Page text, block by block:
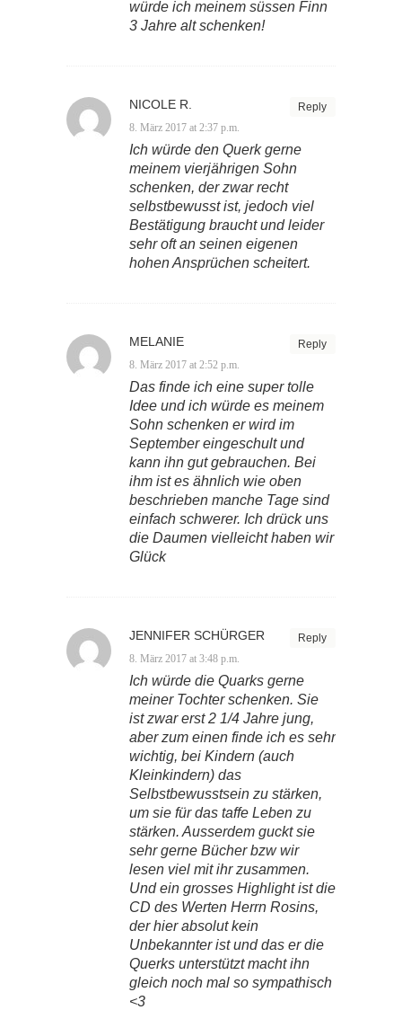
würde ich meinem süssen Finn
3 Jahre alt schenken!
Reply
NICOLE R.
8. März 2017 at 2:37 p.m.
Ich würde den Querk gerne
meinem vierjährigen Sohn
schenken, der zwar recht
selbstbewusst ist, jedoch viel
Bestätigung braucht und leider
sehr oft an seinen eigenen
hohen Ansprüchen scheitert.
Reply
MELANIE
8. März 2017 at 2:52 p.m.
Das finde ich eine super tolle
Idee und ich würde es meinem
Sohn schenken er wird im
September eingeschult und
kann ihn gut gebrauchen. Bei
ihm ist es ähnlich wie oben
beschrieben manche Tage sind
einfach schwerer. Ich drück uns
die Daumen vielleicht haben wir
Glück
Reply
JENNIFER SCHÜRGER
8. März 2017 at 3:48 p.m.
Ich würde die Quarks gerne
meiner Tochter schenken. Sie
ist zwar erst 2 1/4 Jahre jung,
aber zum einen finde ich es sehr
wichtig, bei Kindern (auch
Kleinkindern) das
Selbstbewusstsein zu stärken,
um sie für das taffe Leben zu
stärken. Ausserdem guckt sie
sehr gerne Bücher bzw wir
lesen viel mit ihr zusammen.
Und ein grosses Highlight ist die
CD des Werten Herrn Rosins,
der hier absolut kein
Unbekannter ist und das er die
Querks unterstützt macht ihn
gleich noch mal so sympathisch
<3